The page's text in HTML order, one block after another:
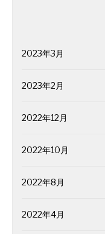
2023年3月
2023年2月
2022年12月
2022年10月
2022年8月
2022年4月